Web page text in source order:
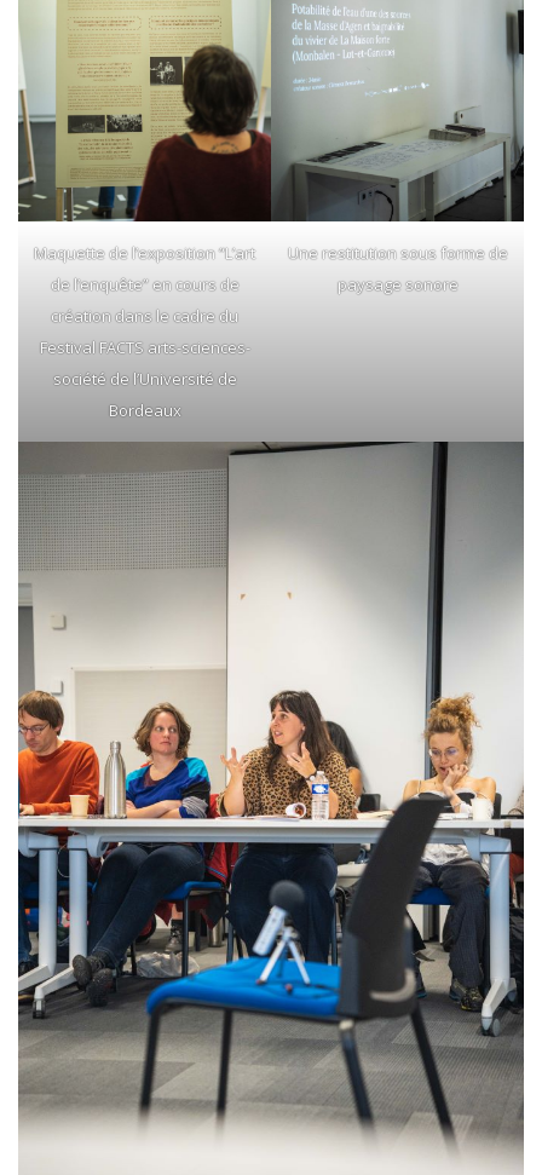
Maquette de l’exposition “L’art
de l’enquête” en cours de
création dans le cadre du
Festival FACTS arts-sciences-
société de l’Université de
Bordeaux
Une restitution sous forme de
paysage sonore